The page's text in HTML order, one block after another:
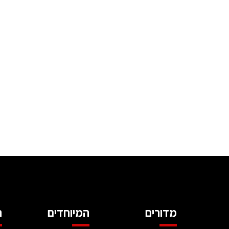
מדורים המיוחדים